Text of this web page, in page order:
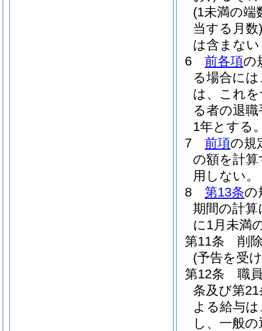
(1未満の端
当する月数)
は含まな
6
前各項の
る場合に
は、これ
る者の退
1年とする
7
前項の規
の額を計
用しない。
8
第13条の
期間の計
に1月未満
第11条
削
(予告を受
第12条
職
条及び第
よる給与
し、一般